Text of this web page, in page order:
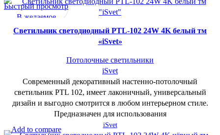
Быстрый просмотр
В желаемое
Cветильник светодиодный PTL-102 24W 4K белый тм
«iSvet»
Потолочные светильники
iSvet
Современный декоративный настенно-потолочный
светильник PTL 102, имеет лаконичный, универсальный
дизайн и выгодно смотрится в любом интерьерном стиле.
Предназначен для использования
iSvet
Add to compare